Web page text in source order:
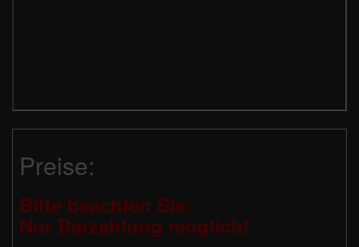
Preise:
Bitte beachten Sie:
Nur Barzahlung möglich!